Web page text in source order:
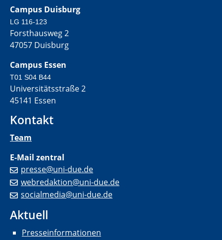
Campus Duisburg
LG 116-123
Forsthausweg 2
47057 Duisburg
Campus Essen
T01 S04 B44
Universitätsstraße 2
45141 Essen
Kontakt
Team
E-Mail zentral
presse@uni-due.de
webredaktion@uni-due.de
socialmedia@uni-due.de
Aktuell
Presseinformationen